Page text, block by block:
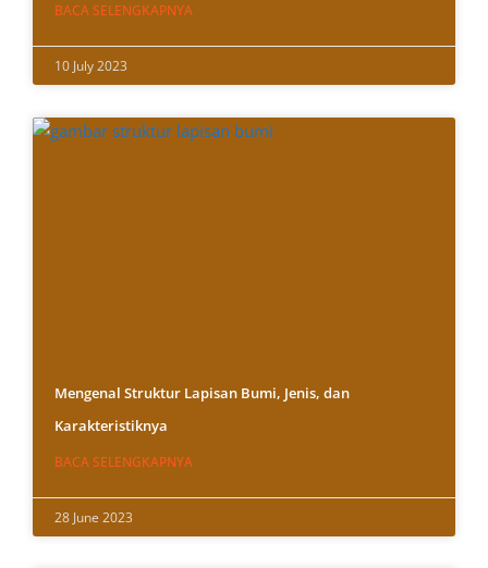
BACA SELENGKAPNYA
10 July 2023
Mengenal Struktur Lapisan Bumi, Jenis, dan
Karakteristiknya
BACA SELENGKAPNYA
28 June 2023